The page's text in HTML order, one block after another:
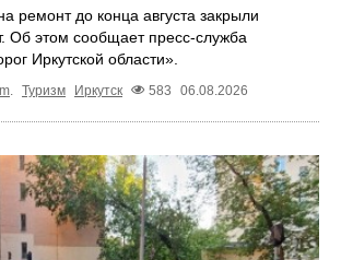
ремонт до конца августа закрыли
Об этом сообщает пресс‑служба
Иркутской области».
. Туризм Иркутск 583 06.08.2026